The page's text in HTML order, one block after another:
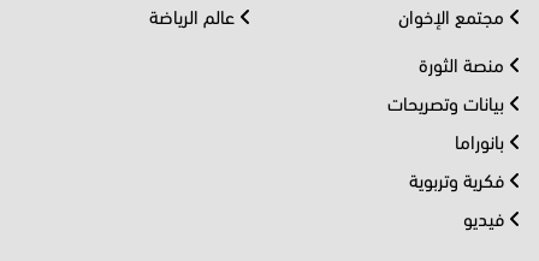
مجتمع الإخوان
عالم الرياضة
منصة الثورة
بيانات وتصريحات
بانوراما
فكرية وتربوية
فيديو